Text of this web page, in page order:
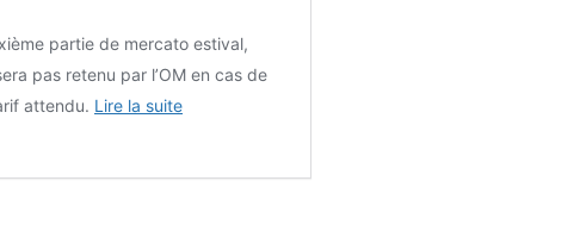
partie de mercato estival,
pas retenu par l’OM en cas de
attendu. Lire la suite